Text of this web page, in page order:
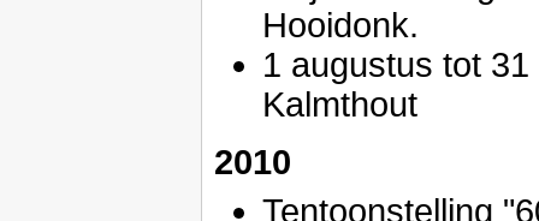
Hooidonk.
1 augustus tot
Kalmthout
2010
Tentoonstelling